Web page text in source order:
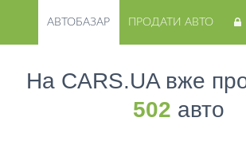
АВТОБАЗАР ПРОДАТИ АВТО
На CARS.UA вже
502 авто